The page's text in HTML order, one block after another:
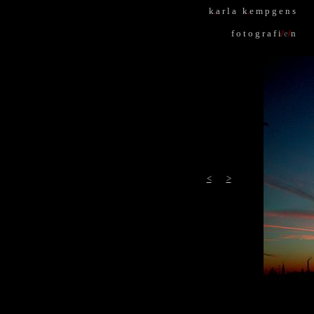
k.a r l a k.e m p g e n s
f o t o g r a f i/e/n
< >